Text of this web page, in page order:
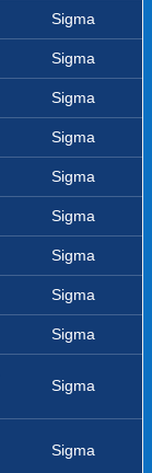
Sigma
Sigma
Sigma
Sigma
Sigma
Sigma
Sigma
Sigma
Sigma
Sigma
Sigma